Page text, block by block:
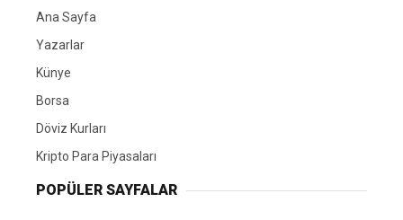
Ana Sayfa
Yazarlar
Künye
Borsa
Döviz Kurları
Kripto Para Piyasaları
POPÜLER SAYFALAR